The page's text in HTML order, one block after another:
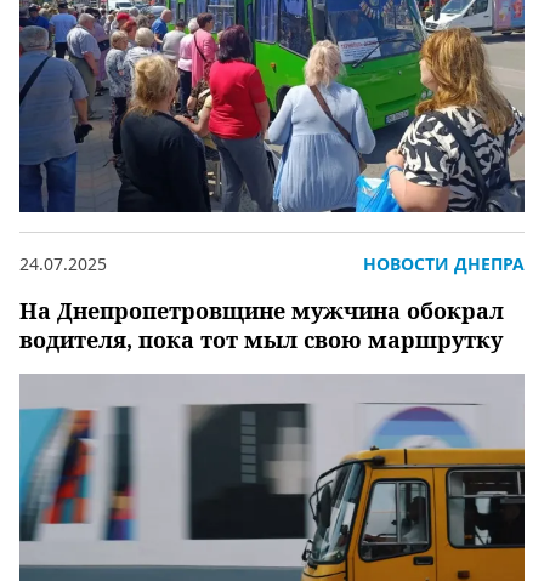
На Днепропетровщине мужчина обокрал
водителя, пока тот мыл свою маршрутку
24.07.2025 НОВОСТИ ДНЕПРА